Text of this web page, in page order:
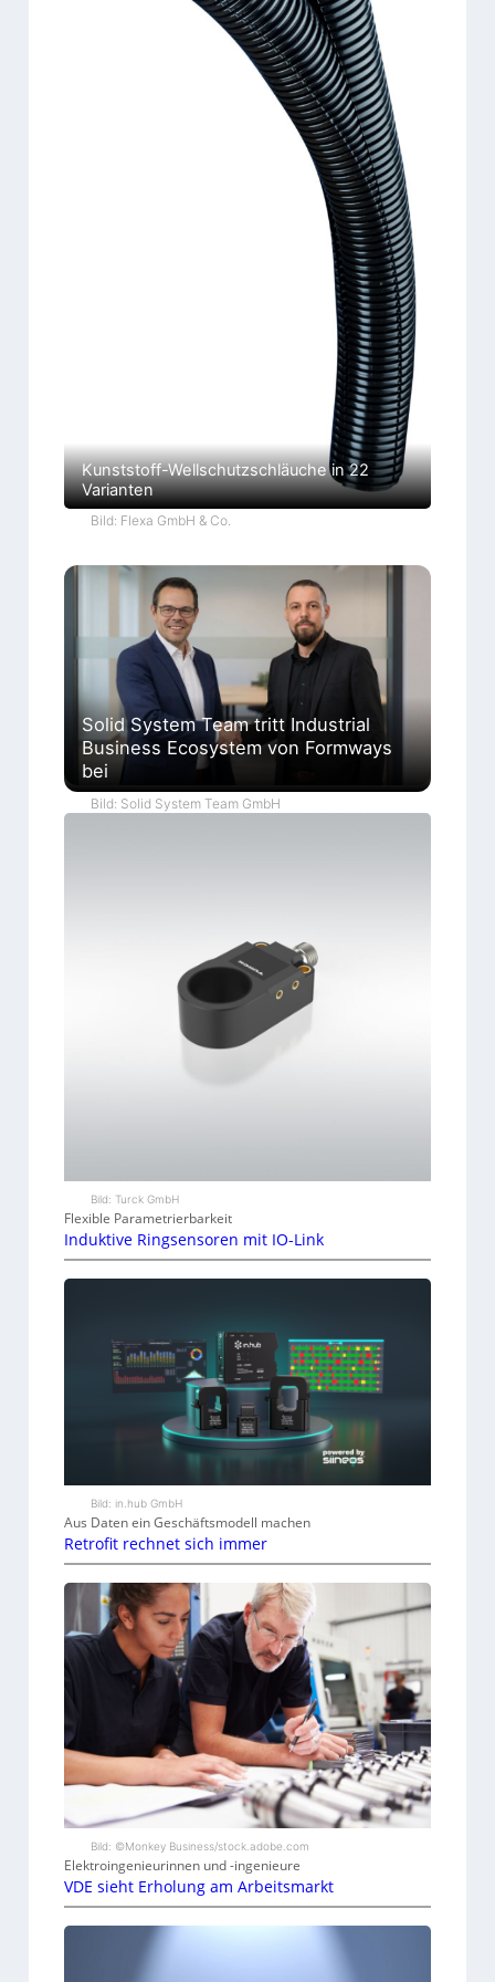
Kunststoff-Wellschutzschläuche in 22
Varianten
Bild: Flexa GmbH & Co.
Solid System Team tritt Industrial
Business Ecosystem von Formways
bei
Bild: Solid System Team GmbH
Bild: Turck GmbH
Flexible Parametrierbarkeit
Induktive Ringsensoren mit IO-Link
Bild: in.hub GmbH
Aus Daten ein Geschäftsmodell machen
Retrofit rechnet sich immer
Bild: ©Monkey Business/stock.adobe.com
Elektroingenieurinnen und -ingenieure
VDE sieht Erholung am Arbeitsmarkt